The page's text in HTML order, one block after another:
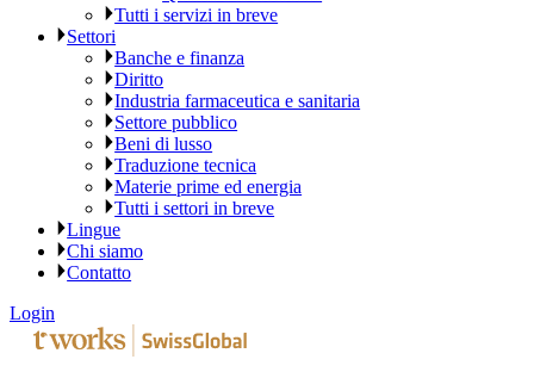
Tutti i servizi in breve
Settori
Banche e finanza
Diritto
Industria farmaceutica e sanitaria
Settore pubblico
Beni di lusso
Traduzione tecnica
Materie prime ed energia
Tutti i settori in breve
Lingue
Chi siamo
Contatto
Login